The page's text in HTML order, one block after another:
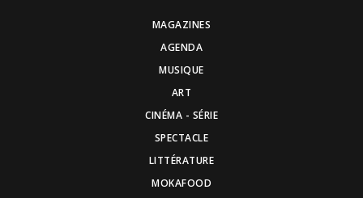
MAGAZINES
AGENDA
MUSIQUE
ART
CINÉMA - SÉRIE
SPECTACLE
LITTÉRATURE
MOKAFOOD